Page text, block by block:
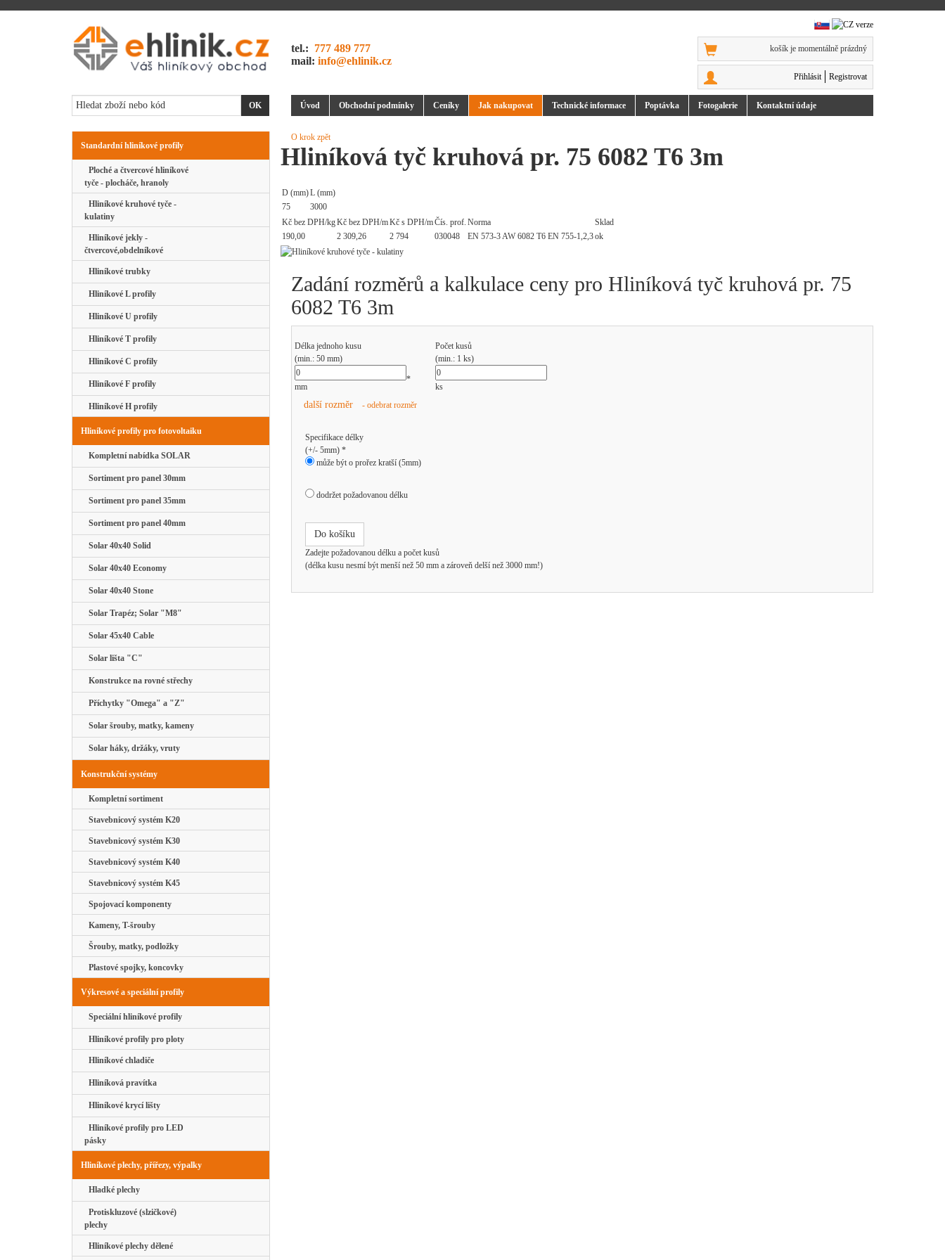
tel.: 777 489 777
mail: info@ehlinik.cz
košík je momentálně prázdný
Přihlásit Registrovat
Úvod Obchodní podmínky Ceníky Jak nakupovat Technické informace Poptávka Fotogalerie Kontaktní údaje
Standardní hliníkové profily
Ploché a čtvercové hliníkové
tyče - plocháče, hranoly
Hliníkové kruhové tyče -
kulatiny
Hliníkové jekly -
čtvercové,obdelníkové
Hliníkové trubky
Hliníkové L profily
Hliníkové U profily
Hliníkové T profily
Hliníkové C profily
Hliníkové F profily
Hliníkové H profily
Hliníkové profily pro fotovoltaiku
Kompletní nabídka SOLAR
Sortiment pro panel 30mm
Sortiment pro panel 35mm
Sortiment pro panel 40mm
Solar 40x40 Solid
Solar 40x40 Economy
Solar 40x40 Stone
Solar Trapéz; Solar "M8"
Solar 45x40 Cable
Solar lišta "C"
Konstrukce na rovné střechy
Příchytky "Omega" a "Z"
Solar šrouby, matky, kameny
Solar háky, držáky, vruty
Konstrukční systémy
Kompletní sortiment
Stavebnicový systém K20
Stavebnicový systém K30
Stavebnicový systém K40
Stavebnicový systém K45
Spojovací komponenty
Kameny, T-šrouby
Šrouby, matky, podložky
Plastové spojky, koncovky
Výkresové a speciální profily
Speciální hliníkové profily
Hliníkové profily pro ploty
Hliníkové chladiče
Hliníková pravítka
Hliníkové krycí lišty
Hliníkové profily pro LED
pásky
Hliníkové plechy, přířezy, výpalky
Hladké plechy
Protiskluzové (slzičkové)
plechy
Hliníkové plechy dělené
O krok zpět
Hliníková tyč kruhová pr. 75 6082 T6 3m
D (mm)L (mm)
75
3000
Kč bez DPH/kgKč bez DPH/mKč s DPH/mČís. prof. Norma
Sklad
190,00
2 309,26 2 794 030048 EN 573-3 AW 6082 T6 EN 755-1,2,3ok
Zadání rozměrů a kalkulace ceny pro Hliníková tyč kruhová pr. 75
6082 T6 3m
Délka jednoho kusu
(min.: 50 mm)
Počet kusů
(min.: 1 ks)
mm
*
ks
další rozměr - odebrat rozměr
Specifikace délky
(+/- 5mm) *
může být o prořez kratší (5mm)
dodržet požadovanou délku
Do košíku
Zadejte požadovanou délku a počet kusů
(délka kusu nesmí být menší než 50 mm a zároveň delší než 3000 mm!)